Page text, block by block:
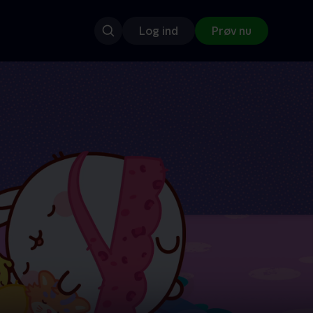
Log ind Prøv nu